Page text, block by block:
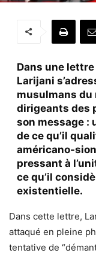
Dans une
Larijani
musulmans du
dirigeants des
son message :
de ce qu’il
américano-
pressant à
ce qu’il
existentielle.
Dans cette lettre,
attaqué en pleine
tentative de